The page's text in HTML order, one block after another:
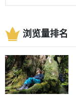
浏览量排名